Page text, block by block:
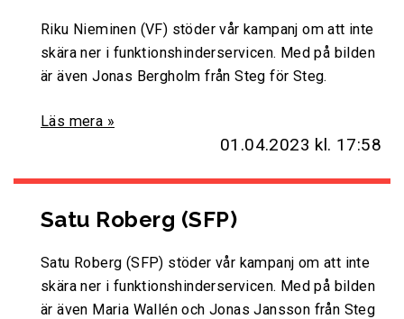
Riku Nieminen (VF) stöder vår kampanj om att inte
skära ner i funktionshinderservicen. Med på bilden
är även Jonas Bergholm från Steg för Steg.
Läs mera »
01.04.2023 kl. 17:58
Satu Roberg (SFP)
Satu Roberg (SFP) stöder vår kampanj om att inte
skära ner i funktionshinderservicen. Med på bilden
är även Maria Wallén och Jonas Jansson från Steg